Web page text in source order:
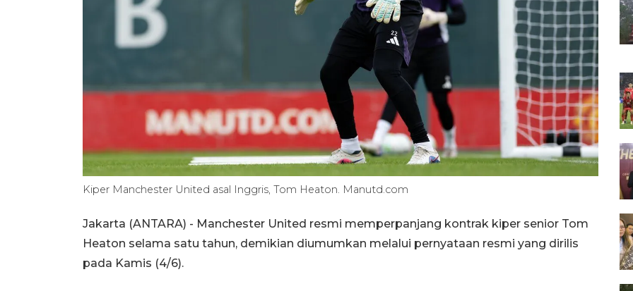
Kiper Manchester United asal Inggris, Tom Heaton. Manutd.com
Jakarta (ANTARA) - Manchester United resmi memperpanjang kontrak kiper senior Tom
Heaton selama satu tahun, demikian diumumkan melalui pernyataan resmi yang dirilis
pada Kamis (4/6).